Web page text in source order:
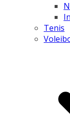
Tenis